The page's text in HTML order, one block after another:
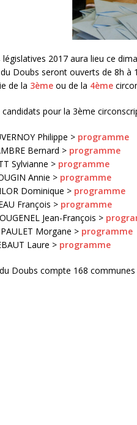
2017 aura lieu ce
Doubs seront ouverts de 8h à
de la 3èmeou de la 4ème
pour la 3ème
Philippe > programme
Bernard > programme
Sylvianne > programme
Annie > programme
Dominique > programme
François > programme
Jean-François >
Morgane > programme
Laure > programme
Doubs compte 168 communes